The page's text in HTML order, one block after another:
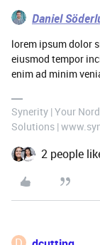
Daniel
lorem ipsum dolor
eiusmod tempor
enim ad minim
Synerity | Your
Solutions |
2 people